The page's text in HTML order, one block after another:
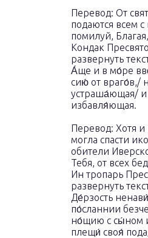
Перевод: От
подаются всем
помилуй,
Кондак
развернуть
А́ще и в мо́ре
сию́ от враго́в,/
устраша́ющая/ и
избавля́ющая.
Перевод: Хотя и
могла спасти
обители
Тебя, от всех
Ин тропарь
развернуть
Де́рзость
по́сланнии
но́щию с сы́ном
плещи́ своя́